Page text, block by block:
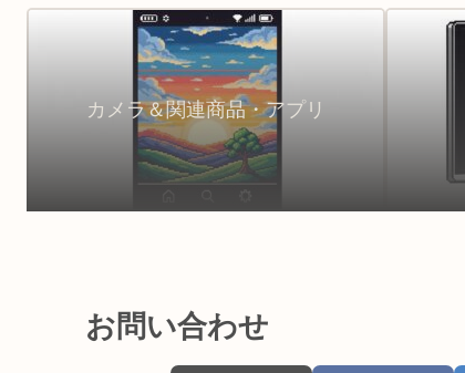
カメラ＆関連商品・アプリ
お問い合わせ